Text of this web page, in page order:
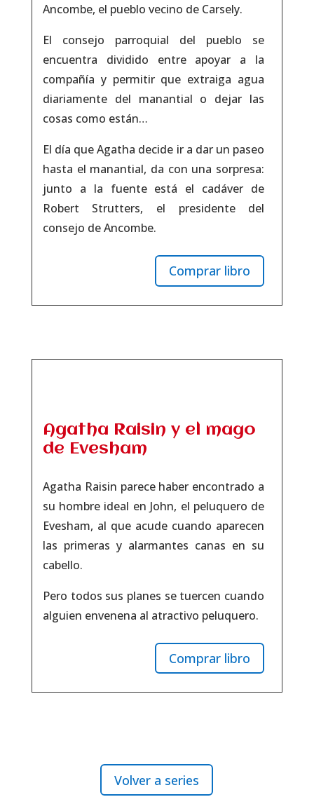
Ancombe, el pueblo vecino de Carsely.
El consejo parroquial del pueblo se
encuentra dividido entre apoyar a la
compañía y permitir que extraiga agua
diariamente del manantial o dejar las
cosas como están…
El día que Agatha decide ir a dar un paseo
hasta el manantial, da con una sorpresa:
junto a la fuente está el cadáver de
Robert Strutters, el presidente del
consejo de Ancombe.
Comprar libro
Agatha Raisin y el mago
de Evesham
Agatha Raisin parece haber encontrado a
su hombre ideal en John, el peluquero de
Evesham, al que acude cuando aparecen
las primeras y alarmantes canas en su
cabello.
Pero todos sus planes se tuercen cuando
alguien envenena al atractivo peluquero.
Comprar libro
Volver a series